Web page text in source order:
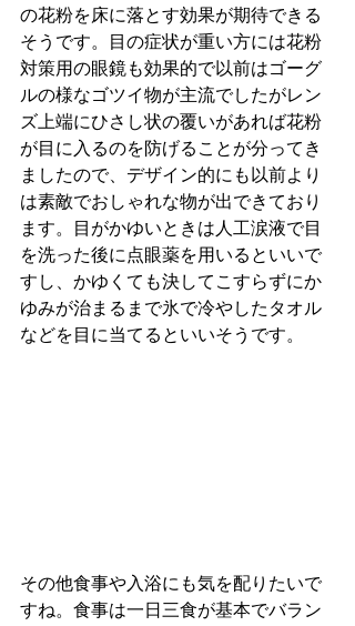
の花粉を床に落とす効果が期待できる
そうです。目の症状が重い方には花粉
対策用の眼鏡も効果的で以前はゴーグ
ルの様なゴツイ物が主流でしたがレン
ズ上端にひさし状の覆いがあれば花粉
が目に入るのを防げることが分ってき
ましたので、デザイン的にも以前より
は素敵でおしゃれな物が出できており
ます。目がかゆいときは人工涙液で目
を洗った後に点眼薬を用いるといいで
すし、かゆくても決してこすらずにか
ゆみが治まるまで氷で冷やしたタオル
などを目に当てるといいそうです。
その他食事や入浴にも気を配りたいで
すね。食事は一日三食が基本でバラン